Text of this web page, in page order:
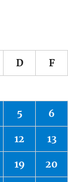
D F
5 6
12 13
19 20